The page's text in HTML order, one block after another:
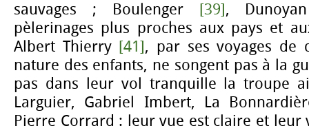
sauvages ; Boulenger [39],
pèlerinages plus proches aux pays et
Albert Thierry [41], par ses voyages de
nature des enfants, ne songent pas à la
pas dans leur vol tranquille la troupe
Larguier, Gabriel Imbert, La
Pierre Corrard : leur vue est claire et leur